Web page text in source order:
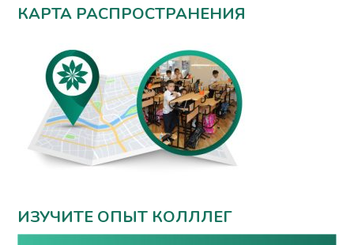
КАРТА РАСПРОСТРАНЕНИЯ
ИЗУЧИТЕ ОПЫТ КОЛЛЛЕГ